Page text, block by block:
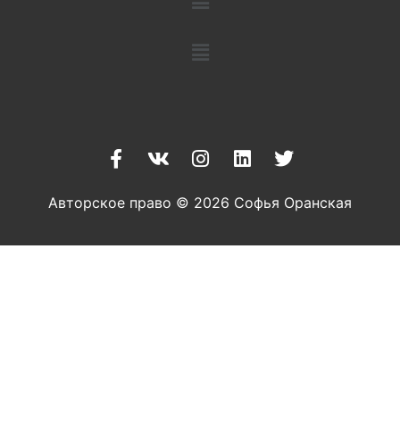
Авторское право © 2026 Софья Оранская